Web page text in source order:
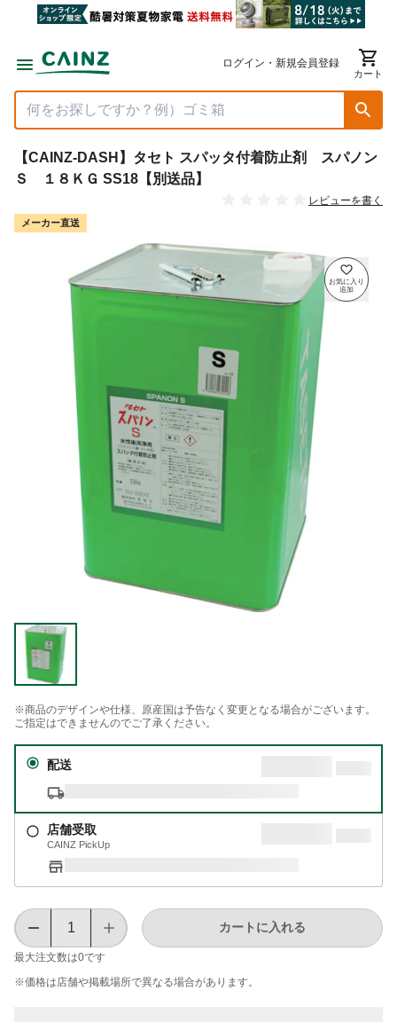
ログイン・新規会員登録
カート
【CAINZ-DASH】タセト スパッタ付着防止剤 スパノン
Ｓ １８ＫＧ SS18【別送品】
レビューを書く
メーカー直送
※商品のデザインや仕様、原産国は予告なく変更となる場合がございます。
ご指定はできませんのでご了承ください。
配送
店舗受取
CAINZ PickUp
最大注文数は0です
カートに入れる
※価格は​店舗や​掲載場所で​異なる​場合が​あります。